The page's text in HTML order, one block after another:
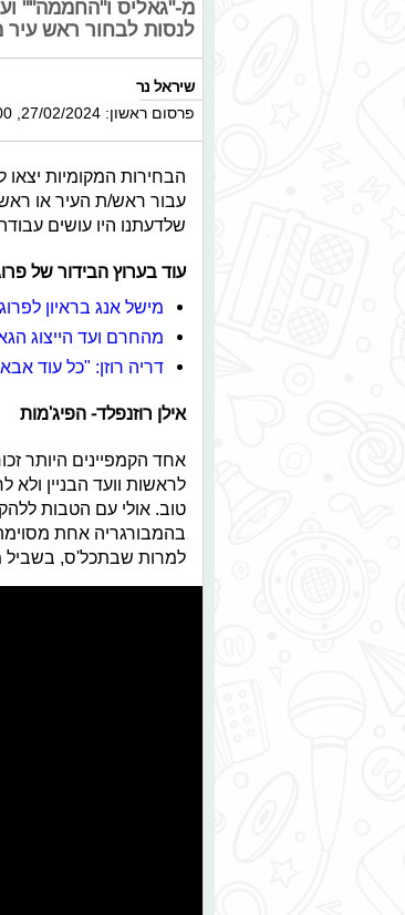
מ-"גאליס ו"החממה""
לנסות לבחור ראש
שיראל נר
פרסום ראשון: 27/02/2024, 10:00
הבחירות המקומיות
עבור ראש/ת העיר או
שלדעתנו היו עושים
עוד בערוץ הבידור של
מישל אנג בראיון
מהחרם ועד הייצוג
דריה רוזן: "כל עוד
אילן רוזנפלד- הפיג'מות
אחד הקמפיינים היותר
לראשות וועד הבניין
טוב. אולי עם הטבות
בהמבורגריה אחת
למרות שבתכל'ס, בשביל